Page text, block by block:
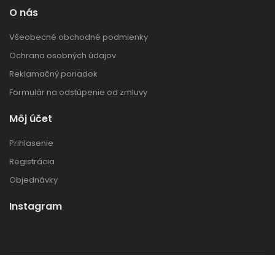
O nás
Všeobecné obchodné podmienky
Ochrana osobných údajov
Reklamačný poriadok
Formulár na odstúpenie od zmluvy
Môj účet
Prihlasenie
Registrácia
Objednávky
Instagram